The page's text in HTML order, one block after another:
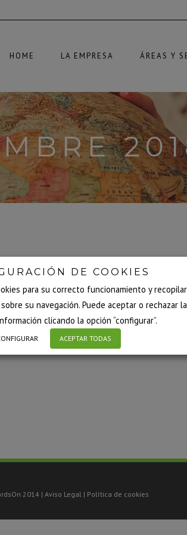
HOME LA EMPRESA ÁREAS Y
2014 | Aviso Legal| Política de cookies
DE COOKIES
para su correcto funcionamiento y recopilar
su navegación. Puede aceptar o rechazar
clicando la opción “configurar”.
ACEPTAR TODAS